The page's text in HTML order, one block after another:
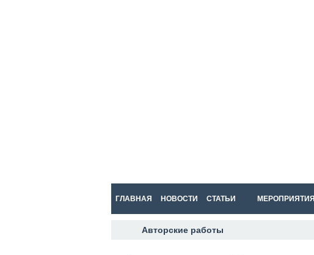
ГЛАВНАЯ НОВОСТИ СТАТЬИ МЕРОПРИЯТИЯ
Авторские работы